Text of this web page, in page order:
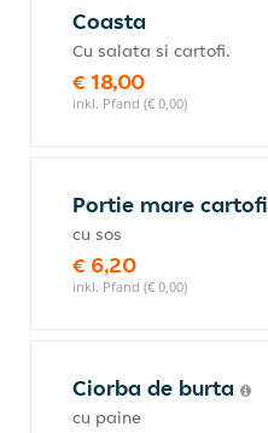
Coasta
Cu salata si cartofi.
€ 18,00
inkl. Pfand (€ 0,00)
Portie mare cartofi
cu sos
€ 6,20
inkl. Pfand (€ 0,00)
Ciorba de burta
cu paine